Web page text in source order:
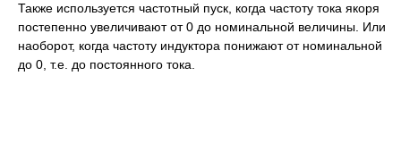
Также используется частотный пуск, когда частоту тока якоря
постепенно увеличивают от 0 до номинальной величины. Или
наоборот, когда частоту индуктора понижают от номинальной
до 0, т.е. до постоянного тока.